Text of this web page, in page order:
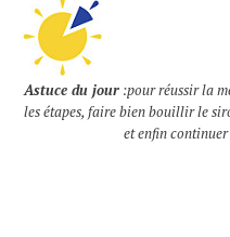
Astuce du jour :pour réussir la
les étapes, faire bien bouillir le
et enfin continuer